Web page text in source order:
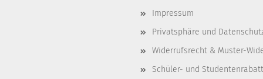
Impressum
Privatsphäre und
Widerrufsrecht & Muster-
Schüler- und Studentenrabatt